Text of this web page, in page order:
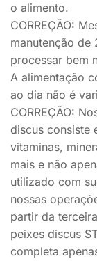
o alimento.
CORREÇÃO:
manutenção de
processar bem
A alimentação
ao dia não é
CORREÇÃO:
discus consiste
vitaminas,
mais e não
utilizado com
nossas
partir da
peixes discus
completa